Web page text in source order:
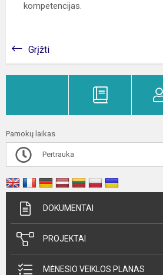
kompetencijas.
Grįžti
Pamokų laikas
Pertrauka
DOKUMENTAI
PROJEKTAI
MĖNESIO VEIKLOS PLANAS